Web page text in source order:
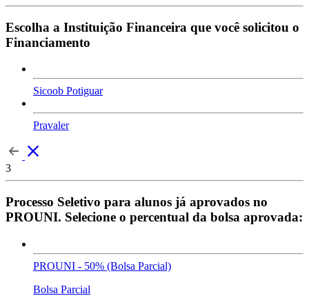
Escolha a Instituição Financeira que você solicitou o
Financiamento
Sicoob Potiguar
Pravaler
3
Processo Seletivo para alunos já aprovados no
PROUNI. Selecione o percentual da bolsa aprovada:
PROUNI - 50% (Bolsa Parcial)
Bolsa Parcial